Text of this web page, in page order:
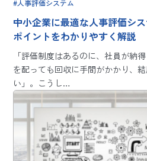
人事評価システム
中小企業に最適な人事評価シ
ポイントをわかりやすく解説
「評価制度はあるのに、社員が納
を配っても回収に手間がかかり、
い」。こうし…